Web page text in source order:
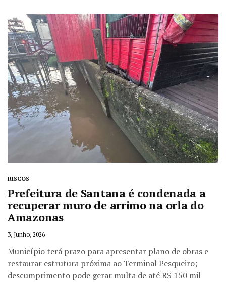
RISCOS
Prefeitura de Santana é condenada a
recuperar muro de arrimo na orla do
Amazonas
3, Junho, 2026
Município terá prazo para apresentar plano de obras e
restaurar estrutura próxima ao Terminal Pesqueiro;
descumprimento pode gerar multa de até R$ 150 mil